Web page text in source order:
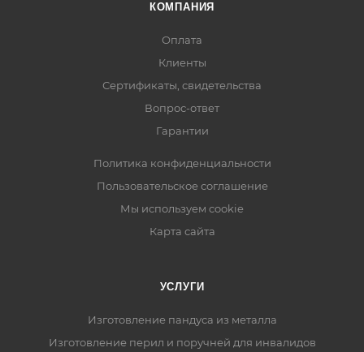
КОМПАНИЯ
Оплата
Клиенты
Сертификаты, свидетельства
Вопрос-ответ
Гарантии
Политика конфиденциальности
Пользовательское соглашение
Мы используем cookie
Карта сайта
УСЛУГИ
Изготовление пандуса из металла
Изготовление перил и поручней для инвалидов